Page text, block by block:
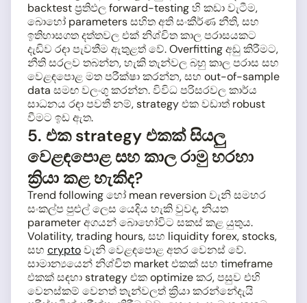
backtest ප්‍රතිඵල forward-testing හි කඩා වැටීම,
බොහෝ parameters සහිත අති සංකීර්ණ නීති, සහ
ඉතිහාසගත දත්තවල එක් නිශ්චිත කාල පරාසයකට
දැඩිව රඳා පැවතීම ඇතුළත් වේ. Overfitting අඩු කිරීමට,
නීති සරලව තබන්න, හැකි තැන්වල බහු කාල පරාස සහ
වෙළඳපොළ මත පරීක්ෂා කරන්න, සහ out-of-sample
data සමඟ වලංගු කරන්න. විවිධ පරිසරවල කාර්ය
සාධනය රඳා පවතී නම්, strategy එක වඩාත් robust
වීමට ඉඩ ඇත.
5. එක strategy එකක් සියලු
වෙළඳපොළ සහ කාල රාමු හරහා
ක්‍රියා කළ හැකිද?
Trend following හෝ mean reversion වැනි සමහර
සංකල්ප පුළුල් ලෙස යෙදිය හැකි වුවද, නියත
parameter අගයන් බොහෝවිට සකස් කළ යුතුය.
Volatility, trading hours, සහ liquidity forex, stocks,
සහ cryptoවැනි වෙළඳපොළ අතර වෙනස් වේ.
සාමාන්‍යයෙන් නිශ්චිත market එකක් සහ timeframe
එකක් සඳහා strategy එක optimize කර, පසුව එහි
වෙනස්කම් වෙනත් තැන්වලත් ක්‍රියා කරන්නේදැයි